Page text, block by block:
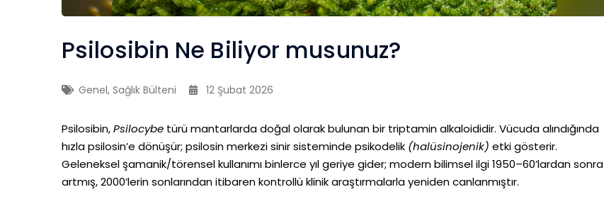
Psilosibin Ne Biliyor musunuz?
Genel, Sağlık Bülteni 12 Şubat 2026
Psilosibin,Psilocybe türü mantarlarda doğal olarak bulunan bir triptamin alkaloididir. Vücuda alındığında
hızla psilosin’e dönüşür; psilosin merkezi sinir sisteminde psikodelik (halüsinojenik) etki gösterir.
Geleneksel şamanik/törensel kullanımı binlerce yıl geriye gider; modern bilimsel ilgi 1950–60’lardan sonra
artmış, 2000’lerin sonlarından itibaren kontrollü klinik araştırmalarla yeniden canlanmıştır.